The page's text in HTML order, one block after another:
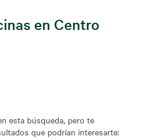
en Centro
esta búsqueda, pero te
que podrían interesarte: